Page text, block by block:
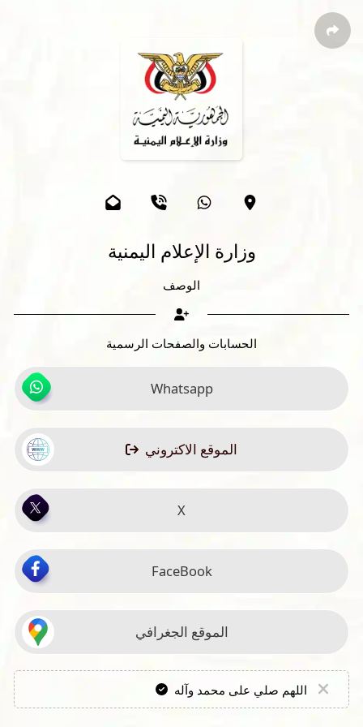
وزارة الإعلام اليمنية
الوصف
الحسابات والصفحات الرسمية
Whatsapp
الموقع الاكتروني
X
FaceBook
الموقع الجغرافي
اللهم صلي على محمد وآله